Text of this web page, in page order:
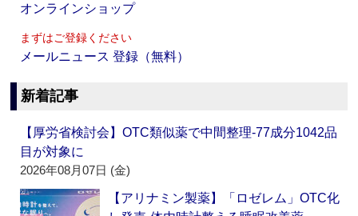
オンラインショップ
まずはご登録ください
メールニュース 登録（無料）
新着記事
【厚労省検討会】OTC類似薬で中間整理‐77成分1042品
目が対象に
2026年08月07日 (金)
【アリナミン製薬】「ロゼレム」OTC化